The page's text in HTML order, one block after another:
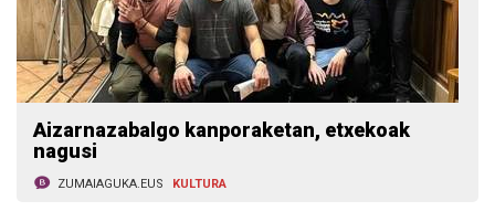
Aizarnazabalgo kanporaketan, etxekoak
nagusi
ZUMAIAGUKA.EUS KULTURA